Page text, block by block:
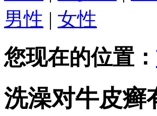
男性 | 女性
您现在的位置：
洗澡对牛皮癣